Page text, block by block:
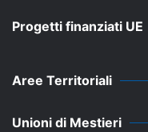
Progetti finanziati UE
Aree Territoriali
Unioni di Mestieri